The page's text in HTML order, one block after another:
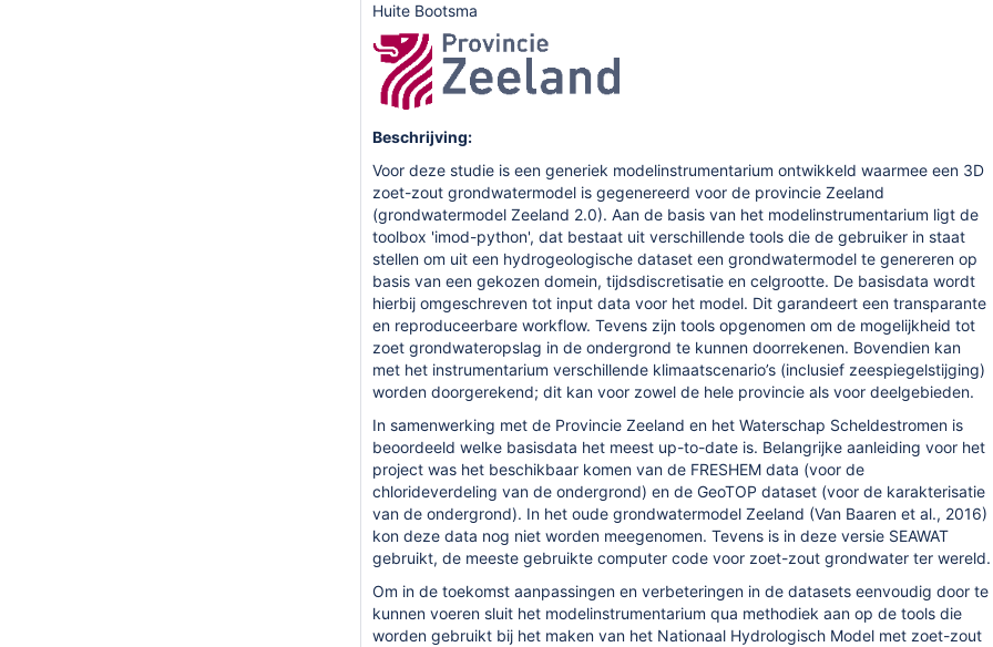
Huite Bootsma
Beschrijving:
Voor deze studie is een generiek modelinstrumentarium ontwikkeld waarmee een 3D
zoet-zout grondwatermodel is gegenereerd voor de provincie Zeeland
(grondwatermodel Zeeland 2.0). Aan de basis van het modelinstrumentarium ligt de
toolbox 'imod-python', dat bestaat uit verschillende tools die de gebruiker in staat
stellen om uit een hydrogeologische dataset een grondwatermodel te genereren op
basis van een gekozen domein, tijdsdiscretisatie en celgrootte. De basisdata wordt
hierbij omgeschreven tot input data voor het model. Dit garandeert een transparante
en reproduceerbare workflow. Tevens zijn tools opgenomen om de mogelijkheid tot
zoet grondwateropslag in de ondergrond te kunnen doorrekenen. Bovendien kan
met het instrumentarium verschillende klimaatscenario’s (inclusief zeespiegelstijging)
worden doorgerekend; dit kan voor zowel de hele provincie als voor deelgebieden.
In samenwerking met de Provincie Zeeland en het Waterschap Scheldestromen is
beoordeeld welke basisdata het meest up-to-date is. Belangrijke aanleiding voor het
project was het beschikbaar komen van de FRESHEM data (voor de
chlorideverdeling van de ondergrond) en de GeoTOP dataset (voor de karakterisatie
van de ondergrond). In het oude grondwatermodel Zeeland (Van Baaren et al., 2016)
kon deze data nog niet worden meegenomen. Tevens is in deze versie SEAWAT
gebruikt, de meeste gebruikte computer code voor zoet-zout grondwater ter wereld.
Om in de toekomst aanpassingen en verbeteringen in de datasets eenvoudig door te
kunnen voeren sluit het modelinstrumentarium qua methodiek aan op de tools die
worden gebruikt bij het maken van het Nationaal Hydrologisch Model met zoet-zout